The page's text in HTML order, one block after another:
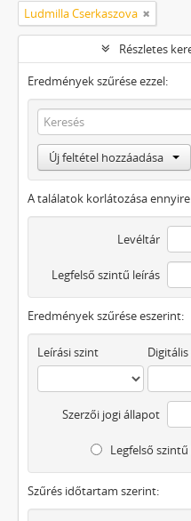
Ludmilla Cserkaszova
Részletes
Eredmények szűrése ezzel:
Új feltétel hozzáadása
A találatok korlátozása
Levéltár
Legfelső szintű leírás
Eredmények szűrése eszerint:
Leírási szint
Szerzői jogi állapot
Legfelső
Szűrés időtartam szerint: